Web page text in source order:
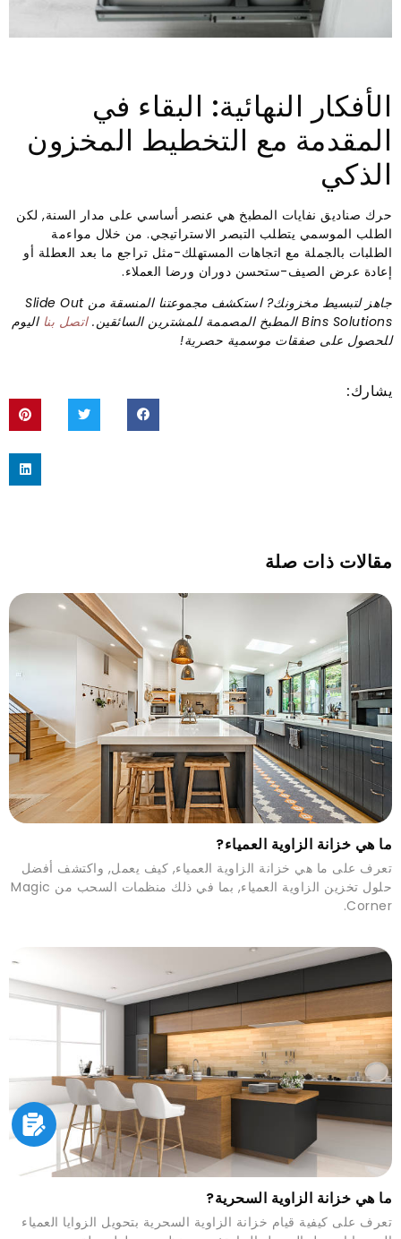
الأفكار النهائية: البقاء في
المقدمة مع التخطيط المخزون
الذكي
حرك صناديق نفايات المطبخ هي عنصر أساسي على مدار السنة, لكن
الطلب الموسمي يتطلب التبصر الاستراتيجي. من خلال مواءمة
الطلبات بالجملة مع اتجاهات المستهلك-مثل تراجع ما بعد العطلة أو
إعادة عرض الصيف-ستحسن دوران ورضا العملاء.
جاهز لتبسيط مخزونك? استكشف مجموعتنا المنسقة من Slide Out
Bins Solutions المطبخ المصممة للمشترين السائقين.
اتصل بنا اليوم
للحصول على صفقات موسمية حصرية!
يشارك:
مقالات ذات صلة
ما هي خزانة الزاوية العمياء?
تعرف على ما هي خزانة الزاوية العمياء, كيف يعمل, واكتشف أفضل
حلول تخزين الزاوية العمياء, بما في ذلك منظمات السحب من Magic
Corner.
ما هي خزانة الزاوية السحرية?
تعرف على كيفية قيام خزانة الزاوية السحرية بتحويل الزوايا العمياء